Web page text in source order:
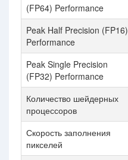
(FP64) Performance
Peak Half Precision (FP16)
Performance
Peak Single Precision
(FP32) Performance
Количество шейдерных
процессоров
Скорость заполнения
пикселей